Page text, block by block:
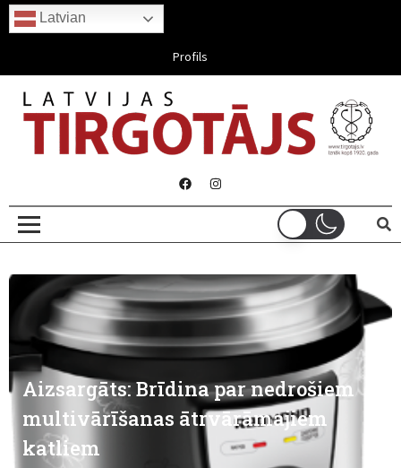
Latvian Aug 06, 2026
Profils
Aizsargāts: Brīdina par nedrošiem
multivārīšanas ātrvārāmajiem
katliem